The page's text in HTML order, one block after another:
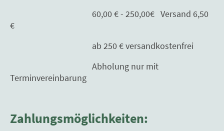
60,00 € - 250,00€ Versand 6,50
€
ab 250 € versandkostenfrei
Abholung nur mit
Terminvereinbarung
Zahlungsmöglichkeiten: